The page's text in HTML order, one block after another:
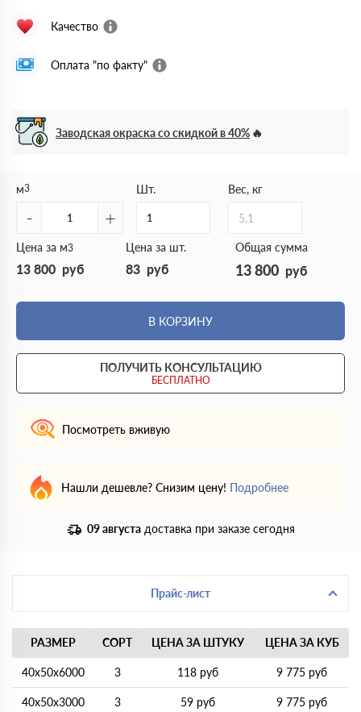
Качество
Оплата "по факту"
Заводская окраска со скидкой в 40%
м3
- +
Шт. Вес, кг
5.1
Цена за м3
13 800 руб
Цена за шт.
83 руб
Общая сумма
13 800 руб
В КОРЗИНУ
ПОЛУЧИТЬ КОНСУЛЬТАЦИЮ
БЕСПЛАТНО
Посмотреть вживую
Нашли дешевле? Снизим цену! Подробнее
09 августа доставка при заказе сегодня
Прайс-лист
РАЗМЕР СОРТ ЦЕНА ЗА ШТУКУ ЦЕНА ЗА КУБ
40х50х6000 3 118 руб 9 775 руб
40х50х3000 3 59 руб 9 775 руб